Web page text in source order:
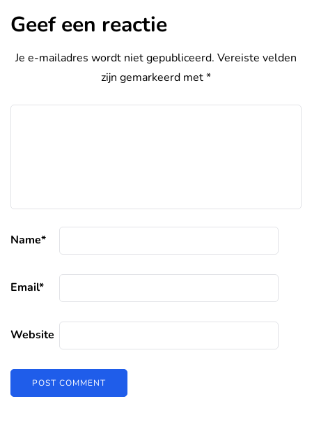
Geef een reactie
Je e-mailadres wordt niet gepubliceerd. Vereiste velden
zijn gemarkeerd met*
Name*
Email*
Website